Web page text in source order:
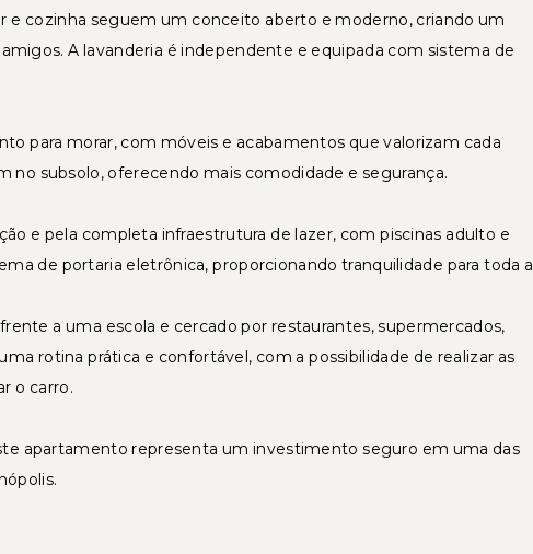
e cozinha seguem um conceito aberto e moderno, criando um
A lavanderia é independente e equipada com sistema de
para morar, com móveis e acabamentos que valorizam cada
no subsolo, oferecendo mais comodidade e segurança.
e pela completa infraestrutura de lazer, com piscinas adulto e
de portaria eletrônica, proporcionando tranquilidade para toda a
a uma escola e cercado por restaurantes, supermercados,
rotina prática e confortável, com a possibilidade de realizar as
o carro.
apartamento representa um investimento seguro em uma das